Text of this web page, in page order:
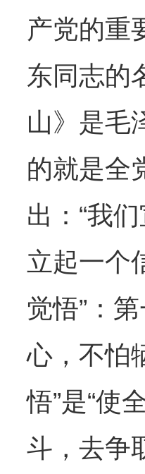
产党的重
东同志的
山》是毛
的就是全
出：“我
立起一个
觉悟”：
心，不怕
悟”是“使
斗，去争